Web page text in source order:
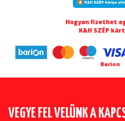
Hogyan fizethet
K&H SZÉP
Barion
VEGYE FEL VELÜNK A